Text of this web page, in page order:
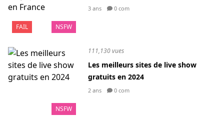
FAIL NSFW
3 ans 0 com
NSFW
111,130 vues
Les meilleurs sites de live show
gratuits en 2024
2 ans 0 com